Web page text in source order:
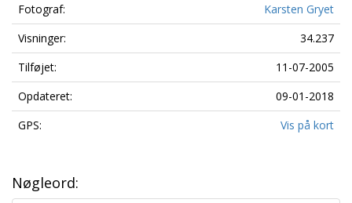
Fotograf:
Karsten Gryet
Visninger:
34.237
Tilføjet:
11-07-2005
Opdateret:
09-01-2018
GPS:
Vis på kort
Nøgleord: